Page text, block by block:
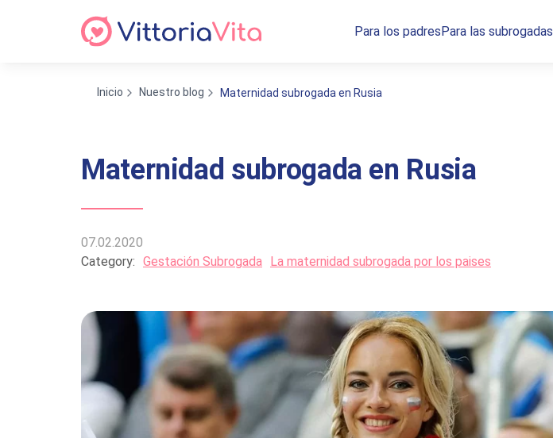
Para los padresPara las subrogadas
Inicio Nuestro blog Maternidad subrogada en Rusia
Maternidad subrogada en Rusia
07.02.2020
Category: Gestación Subrogada La maternidad subrogada por los paises